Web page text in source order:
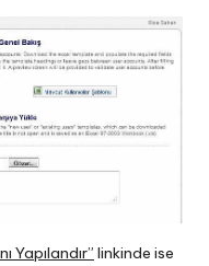
Yapılandır” linkinde ise